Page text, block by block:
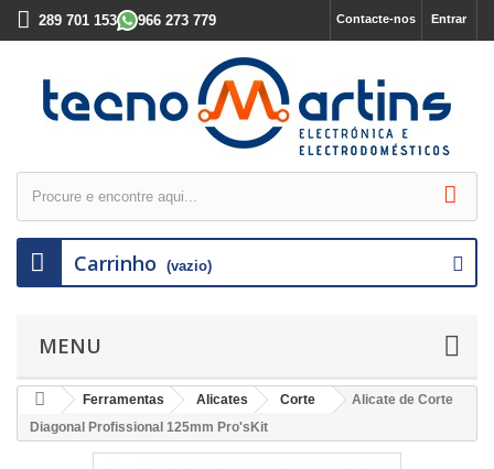
Entrar
Contacte-nos
289 701 153 966 273 779
Carrinho (vazio)
MENU
Ferramentas Alicates Corte
Alicate de Corte
Diagonal Profissional 125mm Pro'sKit